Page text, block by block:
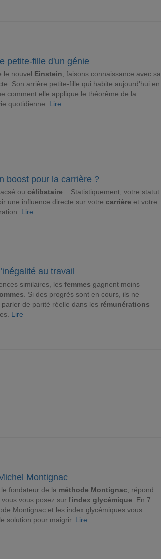
petite-fille d'un génie
le nouvel Einstein , faisons connaissance avec sa
Son arrière petite-fille qui habite aujourd'hui en
comment elle applique le théorême de la
quotidienne. Lire
boost pour la carrière ?
ou célibataire ... Statistiquement, votre statut
une influence directe sur votre carrière et votre
Lire
au travail
similaires, les femmes gagnent moins
. Si des progrès sont en cours, ils ne
de parité réelle dans les rémunérations
Lire
Montignac
fondateur de la méthode Montignac , répond
vous posez sur l'index glycémique . En 7
Montignac et les index glycémiques vous
solution pour maigrir. Lire